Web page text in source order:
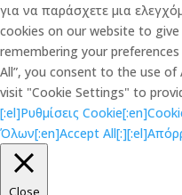
για να παράσχετε μια
cookies on our website to
remembering your
All”, you consent to the use
visit "Cookie Settings" to
[:el]Ρυθμίσεις
Όλων[:en]Accept All[:]
Close